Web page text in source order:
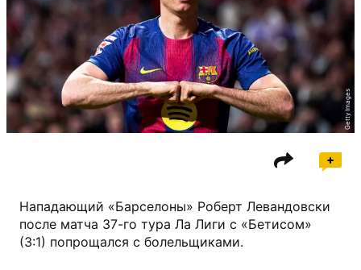
Getty Images
Нападающий «Барселоны» Роберт Левандовски
после матча 37-го тура Ла Лиги с «Бетисом»
(3:1) попрощался с болельщиками.